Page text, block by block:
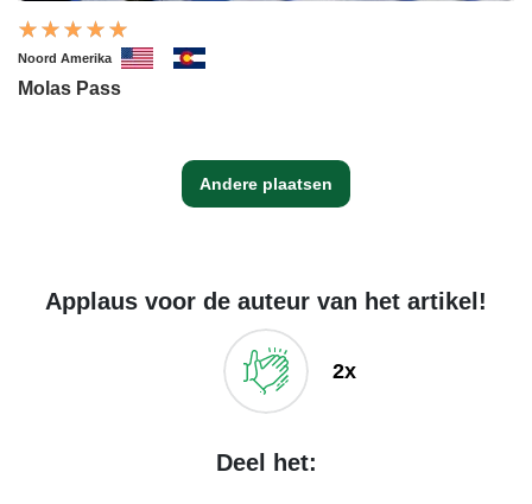
Noord Amerika
Molas Pass
Andere plaatsen
Applaus voor de auteur van het artikel!
2x
Deel het: